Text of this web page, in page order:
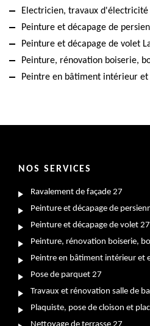
Electricien, travaux d'électricité
Peinture et décapage de
Peinture et décapage de volet
Peinture, rénovation boiserie,
Peintre en bâtiment intérieur
NOS SERVICES
Ravalement de façade 27
Peinture et décapage de
Peinture et décapage de volet 27
Peinture, rénovation boiserie,
Peintre en bâtiment intérieur et
Pose de parquet 27
Travaux et rénovation salle de
Plaquiste, pose de cloison et